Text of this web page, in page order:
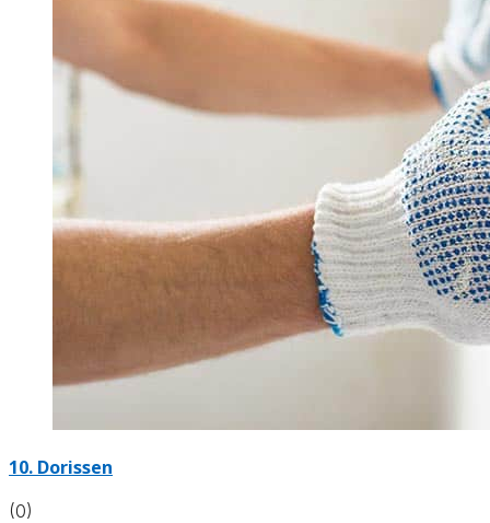
10. Dorissen
(0)